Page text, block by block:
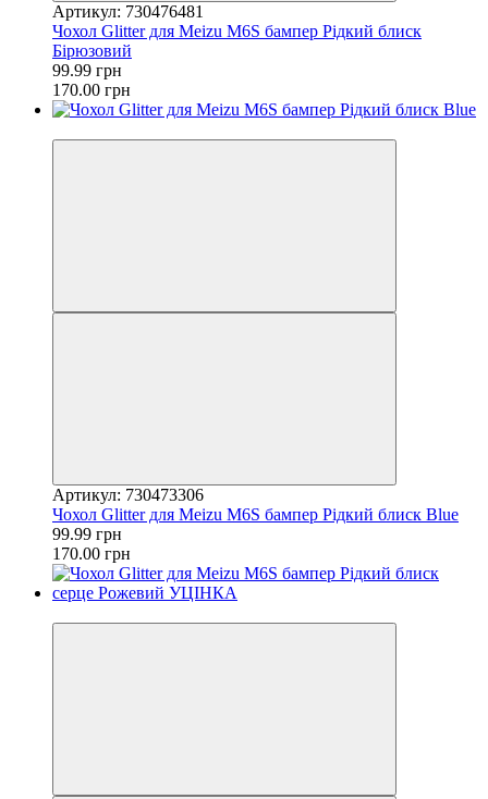
Артикул: 730476481
Чохол Glitter для Meizu M6S бампер Рідкий блиск
Бірюзовий
99.99 грн
170.00 грн
Артикул: 730473306
Чохол Glitter для Meizu M6S бампер Рідкий блиск Blue
99.99 грн
170.00 грн